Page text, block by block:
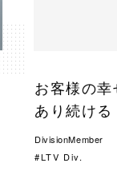
お客様の
あり続ける
DivisionMember
LTV Div.